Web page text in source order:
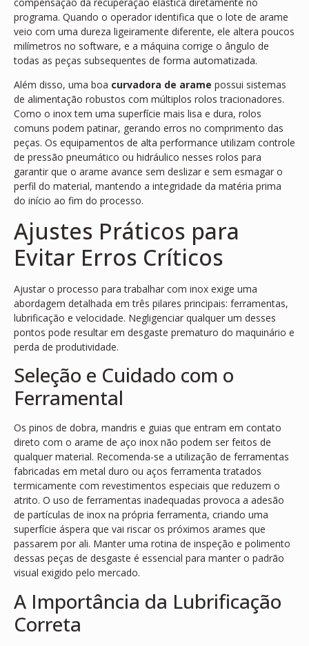
programa. Quando o operador identifica que o lote de arame
veio com uma dureza ligeiramente diferente, ele altera poucos
milímetros no software, e a máquina corrige o ângulo de
todas as peças subsequentes de forma automatizada.
Além disso, uma boa curvadora de arame possui sistemas
de alimentação robustos com múltiplos rolos tracionadores.
Como o inox tem uma superfície mais lisa e dura, rolos
comuns podem patinar, gerando erros no comprimento das
peças. Os equipamentos de alta performance utilizam controle
de pressão pneumático ou hidráulico nesses rolos para
garantir que o arame avance sem deslizar e sem esmagar o
perfil do material, mantendo a integridade da matéria prima
do início ao fim do processo.
Ajustes Práticos para
Evitar Erros Críticos
Ajustar o processo para trabalhar com inox exige uma
abordagem detalhada em três pilares principais: ferramentas,
lubrificação e velocidade. Negligenciar qualquer um desses
pontos pode resultar em desgaste prematuro do maquinário e
perda de produtividade.
Seleção e Cuidado com o
Ferramental
Os pinos de dobra, mandris e guias que entram em contato
direto com o arame de aço inox não podem ser feitos de
qualquer material. Recomenda-se a utilização de ferramentas
fabricadas em metal duro ou aços ferramenta tratados
termicamente com revestimentos especiais que reduzem o
atrito. O uso de ferramentas inadequadas provoca a adesão
de partículas de inox na própria ferramenta, criando uma
superfície áspera que vai riscar os próximos arames que
passarem por ali. Manter uma rotina de inspeção e polimento
dessas peças de desgaste é essencial para manter o padrão
visual exigido pelo mercado.
A Importância da Lubrificação
Correta